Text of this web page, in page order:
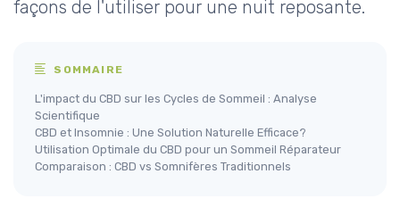
façons de l'utiliser pour une nuit reposante.
SOMMAIRE
L'impact du CBD sur les Cycles de Sommeil : Analyse
Scientifique
CBD et Insomnie : Une Solution Naturelle Efficace?
Utilisation Optimale du CBD pour un Sommeil Réparateur
Comparaison : CBD vs Somnifères Traditionnels